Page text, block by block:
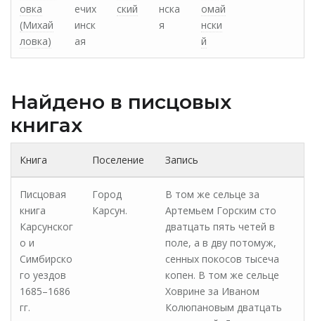
овка
(Михай
ловка)
ечих
инск
ая
ский
нска
я
омай
нски
й
Найдено в писцовых
книгах
Книга Поселение Запись
Писцовая
книга
Карсунског
о и
Симбирско
го уездов
1685–1686
гг.
Город
Карсун.
В том же сельце за
Артемьем Горским сто
дватцать пять четей в
поле, а в дву потомуж,
сенных покосов тысеча
копен. В том же сельце
Ховрине за Иваном
Колюпановым дватцать